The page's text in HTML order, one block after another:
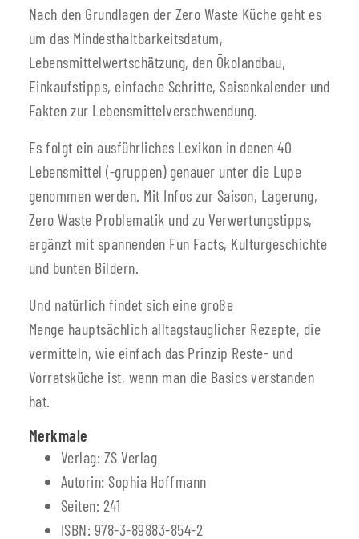
Nach den Grundlagen der Zero Waste Küche geht es
um das Mindesthaltbarkeitsdatum,
Lebensmittelwertschätzung, den Ökolandbau,
Einkaufstipps, einfache Schritte, Saisonkalender und
Fakten zur Lebensmittelverschwendung.
Es folgt ein ausführliches Lexikon in denen 40
Lebensmittel (-gruppen) genauer unter die Lupe
genommen werden. Mit Infos zur Saison, Lagerung,
Zero Waste Problematik und zu Verwertungstipps,
ergänzt mit spannenden Fun Facts, Kulturgeschichte
und bunten Bildern.
Und natürlich findet sich eine große
Menge hauptsächlich alltagstauglicher Rezepte, die
vermitteln, wie einfach das Prinzip Reste- und
Vorratsküche ist, wenn man die Basics verstanden
hat.
Merkmale
Verlag: ZS Verlag
Autorin: Sophia Hoffmann
Seiten: 241
ISBN: 978-3-89883-854-2